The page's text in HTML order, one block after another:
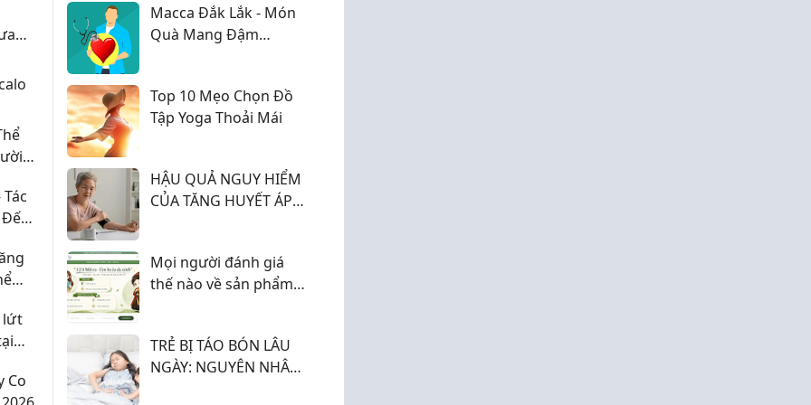
Đến
lứt
Co
Macca Đắk Lắk - Món
Quà Mang Đậm
Top 10 Mẹo Chọn Đồ
Tập Yoga Thoải Mái
HẬU QUẢ NGUY HIỂM
CỦA TĂNG HUYẾT ÁP
Mọi người đánh giá
thế nào về sản phẩm
TRẺ BỊ TÁO BÓN LÂU
NGÀY: NGUYÊN NHÂN